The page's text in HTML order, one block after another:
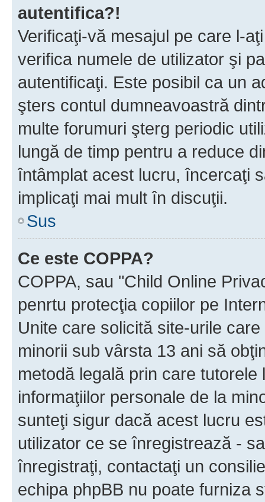
autentifica?!
Verificaţi-vă mesajul pe care l-
verifica numele de utilizator şi
autentificaţi. Este posibil ca un
şters contul dumneavoastră
multe forumuri şterg periodic
lungă de timp pentru a reduce
întâmplat acest lucru, încercaţi
implicaţi mai mult în discuţii.
Sus
Ce este COPPA?
COPPA, sau "Child Online
penrtu protecţia copiilor pe
Unite care solicită site-urile
minorii sub vârsta 13 ani să
metodă legală prin care
informaţiilor personale de la
sunteţi sigur dacă acest lucru
utilizator ce se înregistrează -
înregistraţi, contactaţi un
echipa phpBB nu poate furniza